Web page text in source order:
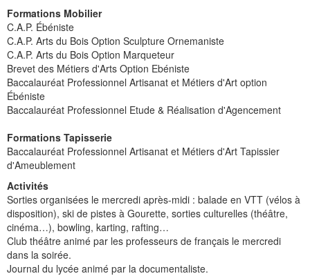
Formations Mobilier
C.A.P. Ébéniste
C.A.P. Arts du Bois Option Sculpture Ornemaniste
C.A.P. Arts du Bois Option Marqueteur
Brevet des Métiers d'Arts Option Ebéniste
Baccalauréat Professionnel Artisanat et Métiers d'Art option
Ébéniste
Baccalauréat Professionnel Etude & Réalisation d'Agencement
Formations Tapisserie
Baccalauréat Professionnel Artisanat et Métiers d'Art Tapissier
d'Ameublement
Activités
Sorties organisées le mercredi après-midi : balade en VTT (vélos à
disposition), ski de pistes à Gourette, sorties culturelles (théâtre,
cinéma…), bowling, karting, rafting…
Club théâtre animé par les professeurs de français le mercredi
dans la soirée.
Journal du lycée animé par la documentaliste.